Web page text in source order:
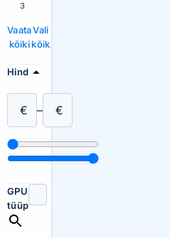
3
Vaata
kõiki
Vali
kõik
Hind
€ – €
GPU
tüüp